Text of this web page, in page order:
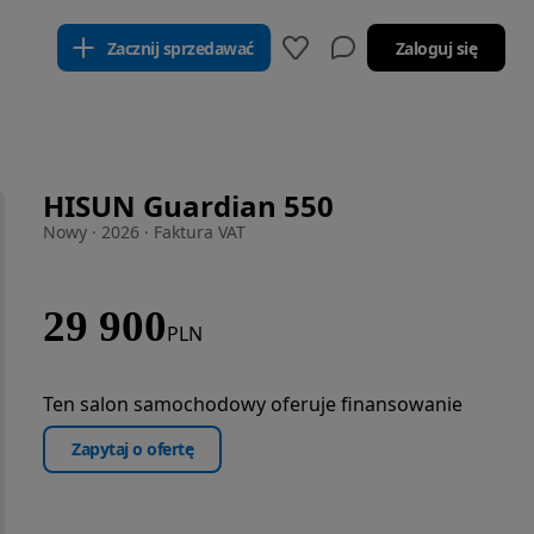
Zacznij sprzedawać Zaloguj się
HISUN Guardian 550
Nowy · 2026 · Faktura VAT
29 900PLN
Ten salon samochodowy oferuje finansowanie
Zapytaj o ofertę